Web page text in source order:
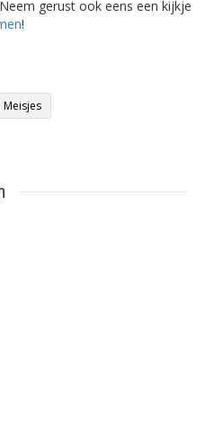
gerust ook eens een kijkje
!
Meisjes